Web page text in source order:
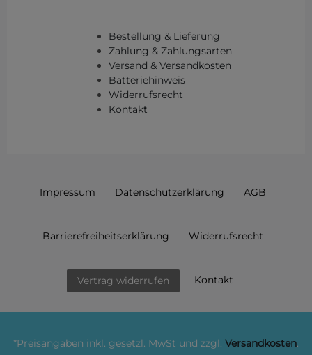
Bestellung & Lieferung
Zahlung & Zahlungsarten
Versand & Versandkosten
Batteriehinweis
Widerrufsrecht
Kontakt
Impressum Daten­schutz­erklärung AGB
Barrierefreiheitserklärung Widerrufs­recht
Vertrag widerrufen Kontakt
*Preisangaben inkl. gesetzl. MwSt und zzgl. Versandkosten.